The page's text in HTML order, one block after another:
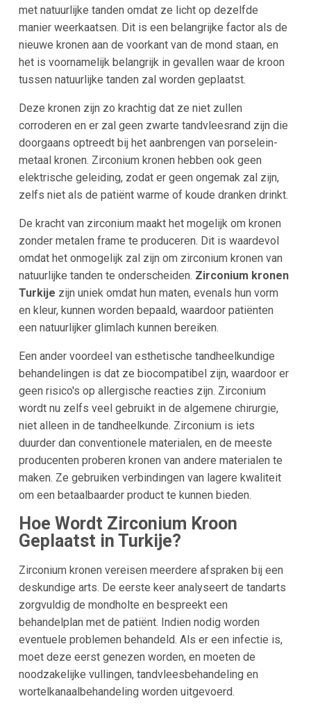
met natuurlijke tanden omdat ze licht op dezelfde
manier weerkaatsen. Dit is een belangrijke factor als de
nieuwe kronen aan de voorkant van de mond staan, en
het is voornamelijk belangrijk in gevallen waar de kroon
tussen natuurlijke tanden zal worden geplaatst.
Deze kronen zijn zo krachtig dat ze niet zullen
corroderen en er zal geen zwarte tandvleesrand zijn die
doorgaans optreedt bij het aanbrengen van porselein-
metaal kronen. Zirconium kronen hebben ook geen
elektrische geleiding, zodat er geen ongemak zal zijn,
zelfs niet als de patiënt warme of koude dranken drinkt.
De kracht van zirconium maakt het mogelijk om kronen
zonder metalen frame te produceren. Dit is waardevol
omdat het onmogelijk zal zijn om zirconium kronen van
natuurlijke tanden te onderscheiden. Zirconium kronen
Turkije zijn uniek omdat hun maten, evenals hun vorm
en kleur, kunnen worden bepaald, waardoor patiënten
een natuurlijker glimlach kunnen bereiken.
Een ander voordeel van esthetische tandheelkundige
behandelingen is dat ze biocompatibel zijn, waardoor er
geen risico's op allergische reacties zijn. Zirconium
wordt nu zelfs veel gebruikt in de algemene chirurgie,
niet alleen in de tandheelkunde. Zirconium is iets
duurder dan conventionele materialen, en de meeste
producenten proberen kronen van andere materialen te
maken. Ze gebruiken verbindingen van lagere kwaliteit
om een betaalbaarder product te kunnen bieden.
Hoe Wordt Zirconium Kroon
Geplaatst in Turkije?
Zirconium kronen vereisen meerdere afspraken bij een
deskundige arts. De eerste keer analyseert de tandarts
zorgvuldig de mondholte en bespreekt een
behandelplan met de patiënt. Indien nodig worden
eventuele problemen behandeld. Als er een infectie is,
moet deze eerst genezen worden, en moeten de
noodzakelijke vullingen, tandvleesbehandeling en
wortelkanaalbehandeling worden uitgevoerd.